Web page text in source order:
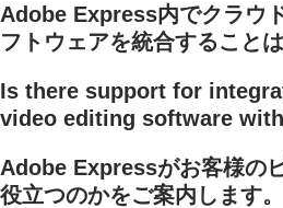
Adobe Express内でクラウ
フトウェアを統合すること
Is there support for
video editing software
Adobe Expressがお客様の
役立つのかをご案内します。